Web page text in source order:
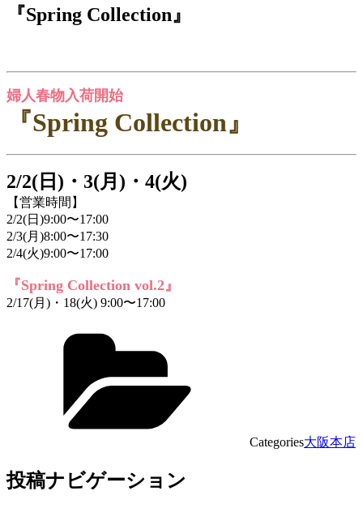
『Spring Collection』
婦人春物入荷開始
『Spring Collection』
2/2(日)・3(月)・4(火)
【営業時間】
2/2(日)9:00〜17:00
2/3(月)8:00〜17:30
2/4(火)9:00〜17:00
『Spring Collection vol.2』
2/17(月)・18(火) 9:00〜17:00
Categories大阪本店
投稿ナビゲーション